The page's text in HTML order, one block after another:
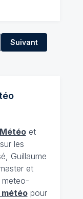
Suivant
Météoet
les
Guillaume
et
pour